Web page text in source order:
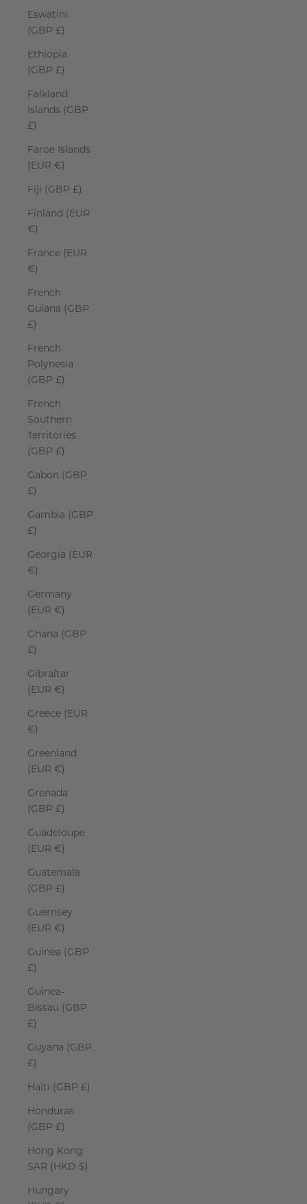
Eswatini
(GBP £)
Ethiopia
(GBP £)
Falkland
Islands (GBP
£)
Faroe Islands
(EUR €)
Fiji (GBP £)
Finland (EUR
€)
France (EUR
€)
French
Guiana (GBP
£)
French
Polynesia
(GBP £)
French
Southern
Territories
(GBP £)
Gabon (GBP
£)
Gambia (GBP
£)
Georgia (EUR
€)
Germany
(EUR €)
Ghana (GBP
£)
Gibraltar
(EUR €)
Greece (EUR
€)
Greenland
(EUR €)
Grenada
(GBP £)
Guadeloupe
(EUR €)
Guatemala
(GBP £)
Guernsey
(EUR €)
Guinea (GBP
£)
Guinea-
Bissau (GBP
£)
Guyana (GBP
£)
Haiti (GBP £)
Honduras
(GBP £)
Hong Kong
SAR (HKD $)
Hungary